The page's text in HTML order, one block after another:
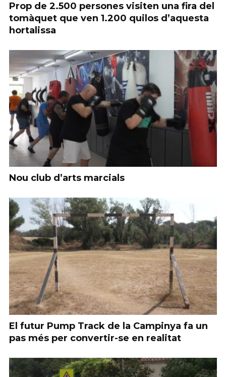
Prop de 2.500 persones visiten una fira del
tomàquet que ven 1.200 quilos d’aquesta
hortalissa
Nou club d’arts marcials
El futur Pump Track de la Campinya fa un
pas més per convertir-se en realitat